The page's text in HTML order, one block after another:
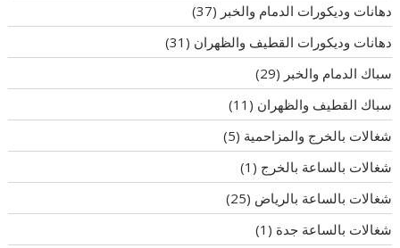
دهانات وديكورات الدمام والخبر (37)
دهانات وديكورات القطيف والظهران (31)
سباك الدمام والخبر (29)
سباك القطيف والظهران (11)
شغالات بالخرج والمزاحمية (5)
شغالات بالساعة بالخرج (1)
شغالات بالساعة بالرياض (25)
شغالات بالساعة جدة (1)